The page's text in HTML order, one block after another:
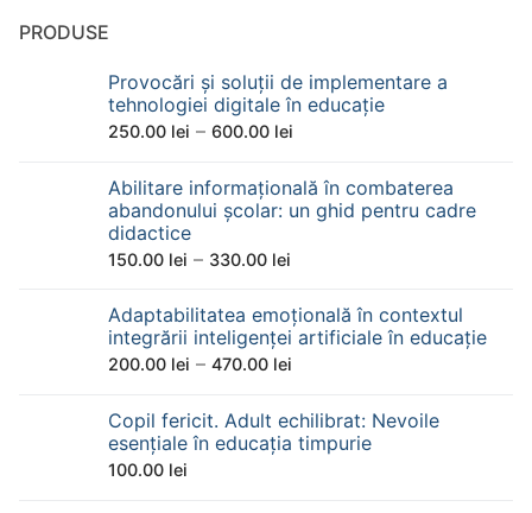
PRODUSE
Provocări și soluții de implementare a
tehnologiei digitale în educație
250.00 lei – 600.00 lei
prețuri:
250.00 lei
600.00 lei
Abilitare informațională în combaterea
abandonului școlar: un ghid pentru cadre
didactice
150.00 lei – 330.00 lei
prețuri:
150.00 lei
până
330.00 lei
Adaptabilitatea emoțională în contextul
integrării inteligenței artificiale în educație
200.00 lei – 470.00 lei
prețuri:
200.00 lei
Copil fericit. Adult echilibrat: Nevoile
esențiale în educația timpurie
100.00 lei